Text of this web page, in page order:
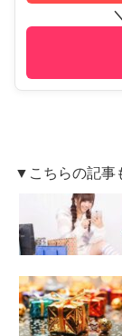
▼こちらの記事